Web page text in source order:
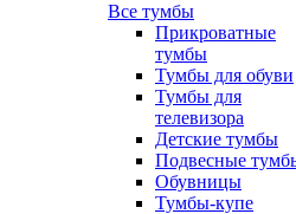
Все тумбы
Прикроватные
тумбы
Тумбы для обуви
Тумбы для
телевизора
Детские тумбы
Подвесные
Обувницы
Тумбы-купе